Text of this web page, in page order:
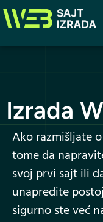
Izrada
Ako razmišljate o
tome da
svoj prvi sajt ili
unapredite
sigurno ste već